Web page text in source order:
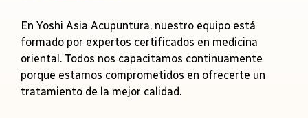
En Yoshi Asia Acupuntura, nuestro equipo está
formado por expertos certificados en medicina
oriental. Todos nos capacitamos continuamente
porque estamos comprometidos en ofrecerte un
tratamiento de la mejor calidad.